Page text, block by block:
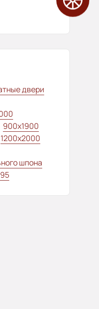
двери
900x1900
1200x2000
шпона